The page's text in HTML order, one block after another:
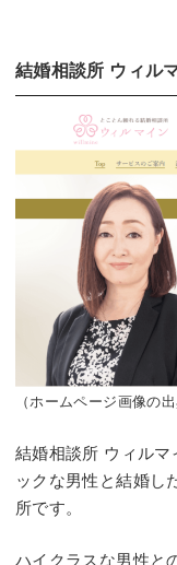
結婚相談所 ウィル
（ホームページ画像の
結婚相談所 ウィル
ックな男性と結婚し
所です。
ハイクラスな男性と